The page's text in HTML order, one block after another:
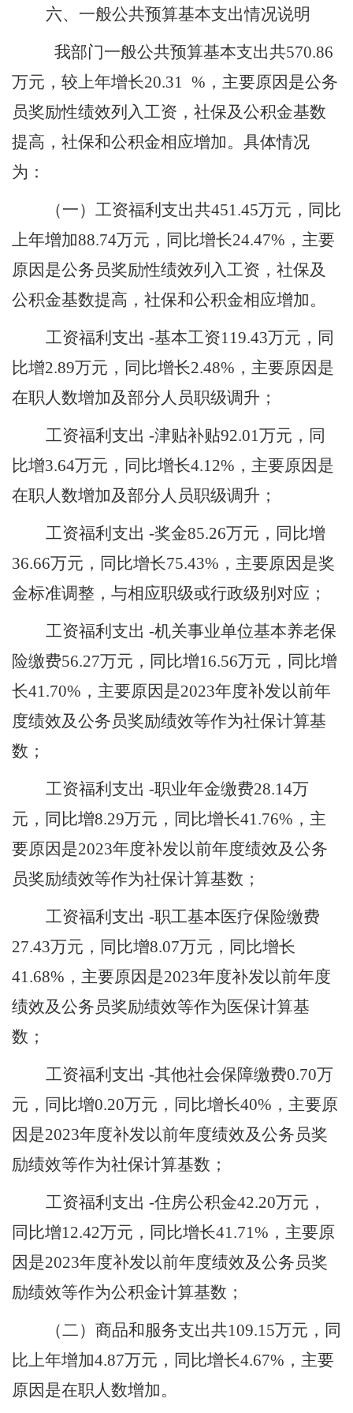
六、一般公共预算基本支出情况说明
我部门一般公共预算基本支出共570.86
万元，较上年增长20.31 %，主要原因是公务
员奖励性绩效列入工资，社保及公积金基数
提高，社保和公积金相应增加。具体情况
为：
（一） 工资福利支出共451.45万元，同比
上年增加88.74万元，同比增长24.47% ，主要
原因是公务员奖励性绩效列入工资，社保及
公积金基数提高，社保和公积金相应增加。
工资福利支出 -基本工资119.43万元，同
比增2.89万元，同比增长2.48%，主要原因是
在职人数增加及部分人员职级调升 ；
工资福利支出 -津贴补贴92.01万元，同
比增3.64万元，同比增长4.12%，主要原因是
在职人数增加及部分人员职级调升；
工资福利支出 -奖金85.26万元，同比增
36.66万元，同比增长75.43%，主要原因是奖
金标准调整，与相应职级或行政级别对应 ；
工资福利支出 -机关事业单位基本养老保
险缴费56.27万元，同比增16.56万元，同比增
长41.70%，主要原因是2023年度补发以前年
度绩效及公务员奖励绩效等作为社保计算基
数 ；
工资福利支出 -职业年金缴费28.14万
元，同比增8.29万元，同比增长41.76%，主
要原因是2023年度补发以前年度绩效及公务
员奖励绩效等作为社保计算基数 ；
工资福利支出 -职工基本医疗保险缴费
27.43万元，同比增8.07万元，同比增长
41.68%，主要原因是2023年度补发以前年度
绩效及公务员奖励绩效等作为 医保计算基
数；
工资福利支出 -其他社会保障缴费0.70万
元，同比增0.20万元，同比增长40%，主要原
因是2023年度补发以前年度绩效及公务员奖
励绩效等作为社保计算基数 ；
工资福利支出 -住房公积金42.20万元，
同比增12.42万元，同比增长41.71%，主要原
因是2023年度补发以前年度绩效及公务员奖
励绩效等作为公积金计算基数 ；
（二） 商品和服务支出共109.15万元，同
比上年增加4.87万元，同比增长4.67%，主要
原因是在职人数增加。